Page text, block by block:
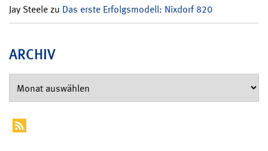
Jay Steelezu Das erste Erfolgsmodell: Nixdorf 820
ARCHIV